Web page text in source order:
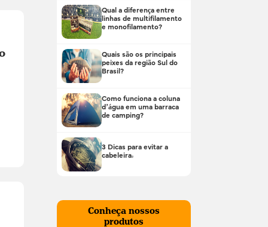
Qual a diferença entre
linhas de multifilamento
e monofilamento?
Quais são os principais
peixes da região Sul do
Brasil?
Como funciona a coluna
d’água em uma barraca
de camping?
3 Dicas para evitar a
cabeleira!
Conheça nossos
produtos